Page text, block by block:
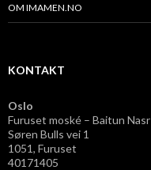
OM IMAMEN.NO
KONTAKT
Oslo
Furuset moské – Baitun Nasr
Søren Bulls vei 1
1051, Furuset
40171405